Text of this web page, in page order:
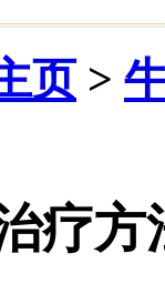
页>
疗方